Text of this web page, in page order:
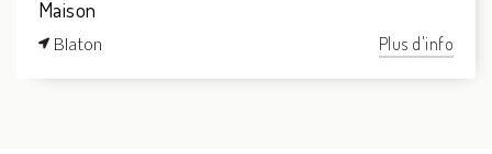
Maison
Blaton Plus d'info